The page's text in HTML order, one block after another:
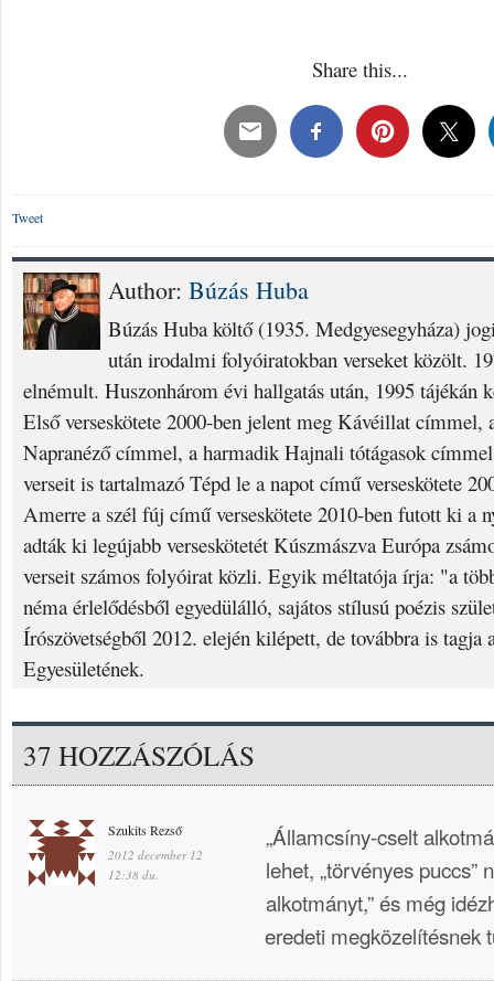
Share this...
Tweet
Author: Búzás Huba
Búzás Huba költő (1935. Medgyesegyháza)
után irodalmi folyóiratokban verseket közölt.
elnémult. Huszonhárom évi hallgatás után, 1995 tájékán
Első verseskötete 2000-ben jelent meg Kávéillat címmel,
Napranéző címmel, a harmadik Hajnali tótágasok
verseit is tartalmazó Tépd le a napot című verseskötete
Amerre a szél fúj című verseskötete 2010-ben futott ki a
adták ki legújabb verseskötetét Kúszmászva Európa
verseit számos folyóirat közli. Egyik méltatója írja: "a
néma érlelődésből egyedülálló, sajátos stílusú poézis
Írószövetségből 2012. elején kilépett, de továbbra is tagja
Egyesületének.
37 HOZZÁSZÓLÁS
Szukits Rezső
2012 december 12
12:38 du.
„Államcsíny-cselt
lehet, „törvényes puccs”
alkotmányt,” és még
eredeti megközelítésnek